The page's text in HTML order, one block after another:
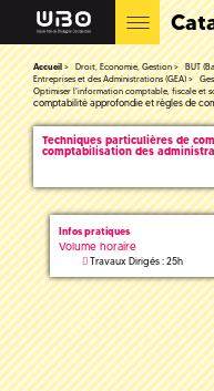
Accueil Droit, Economie, Gestion BUT
Entreprises et des Administrations (GEA)
Optimiser l'information comptable, fiscale et
comptabilité approfondie et règles de
Techniques particulières de
comptabilisation des
Infos pratiques
Volume horaire
Travaux Dirigés : 25h